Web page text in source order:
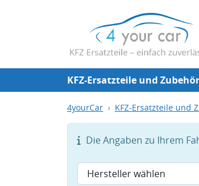
KFZ-Ersatzteile und Zubehör
4yourCar KFZ-Ersatzteile und
Die Angaben zu Ihrem